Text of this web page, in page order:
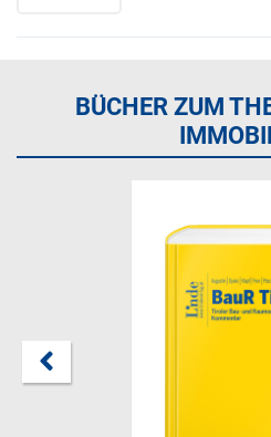
BÜCHER ZUM